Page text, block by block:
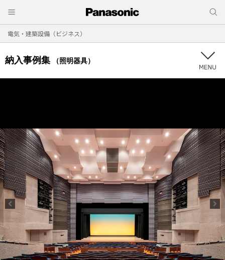
電気・建築設備（ビジネス）
納入事例集 （照明器具）